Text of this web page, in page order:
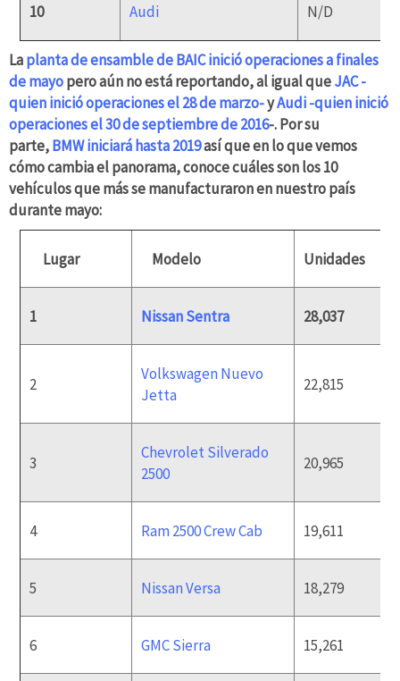
10 Audi N/D
Laplanta de ensamble de BAIC inició operaciones a finales
de mayopero aún no está reportando, al igual queJAC -
quien inició operaciones el 28 de marzo-yAudi -quien inició
operaciones el 30 de septiembre de 2016-.Por su
parte,BMW iniciará hasta 2019así que en lo que vemos
cómo cambia el panorama, conoce cuáles son los 10
vehículos que más se manufacturaron en nuestro país
durante mayo:
Lugar Modelo Unidades
1 Nissan Sentra 28,037
2
Volkswagen Nuevo
Jetta
22,815
3
Chevrolet Silverado
2500
20,965
4 Ram 2500 Crew Cab 19,611
5 Nissan Versa 18,279
6 GMC Sierra 15,261